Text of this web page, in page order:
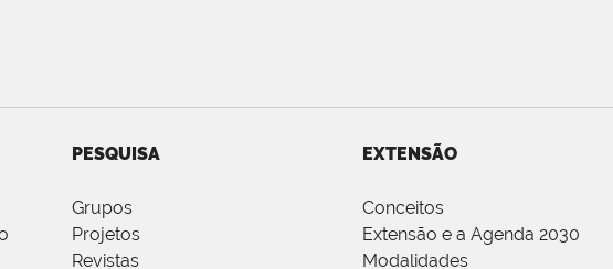
PESQUISA
Grupos
Projetos
Revistas
EXTENSÃO
Conceitos
Extensão e a Agenda 2030
Modalidades